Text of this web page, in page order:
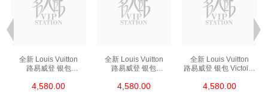
全新 Louis Vuitton
路易威登 银包
短身啪钮款银包
4,580.00
全新 Louis Vuitton
路易威登 银包
短身啪钮款银包
4,580.00
全新 Louis Vuitton
路易威登 银包 Victoire
短身啪钮款银包
4,580.00